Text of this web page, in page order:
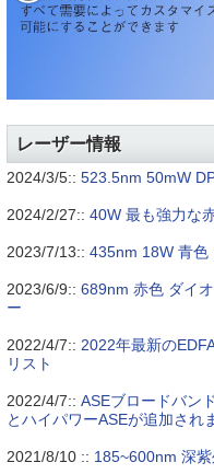
レーザー情報
2024/3/5:: 523.5nm 50mW
2024/2/27:: 40W 最も強力な
2023/7/13:: 435nm 18W 青色
2023/6/9:: 689nm 赤色 ダイ
ー
2022/4/7:: 2022年最新の
リスト
2022/4/7:: ASEブロードバン
とハイパワーASEが追加され
2021/8/10 :: 185~600nm 深